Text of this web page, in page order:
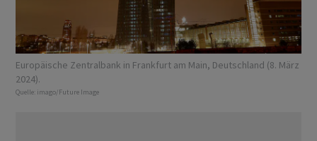
Europäische Zentralbank in Frankfurt am Main, Deutschland (8. März
2024).
Quelle: imago/Future Image